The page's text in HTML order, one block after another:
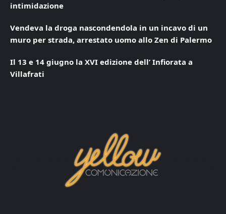
intimidazione
Vendeva la droga nascondendola in un incavo di un
muro per strada, arrestato uomo allo Zen di Palermo
Il 13 e 14 giugno la XVI edizione dell’ Infiorata a
Villafrati